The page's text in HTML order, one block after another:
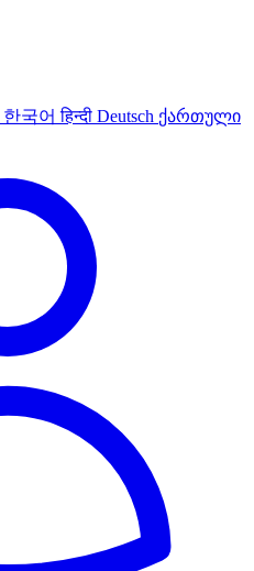
한국어हिन्दी Deutsch ქართული